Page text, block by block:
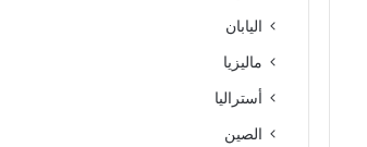
اليابان
ماليزيا
أستراليا
الصين